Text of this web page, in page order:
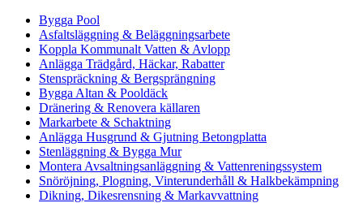
Bygga Pool
Asfaltsläggning & Beläggningsarbete
Koppla Kommunalt Vatten & Avlopp
Anlägga Trädgård, Häckar, Rabatter
Stenspräckning & Bergsprängning
Bygga Altan & Pooldäck
Dränering & Renovera källaren
Markarbete & Schaktning
Anlägga Husgrund & Gjutning Betongplatta
Stenläggning & Bygga Mur
Montera Avsaltningsanläggning & Vattenreningssystem
Snöröjning, Plogning, Vinterunderhåll & Halkbekämpning
Dikning, Dikesrensning & Markavvattning